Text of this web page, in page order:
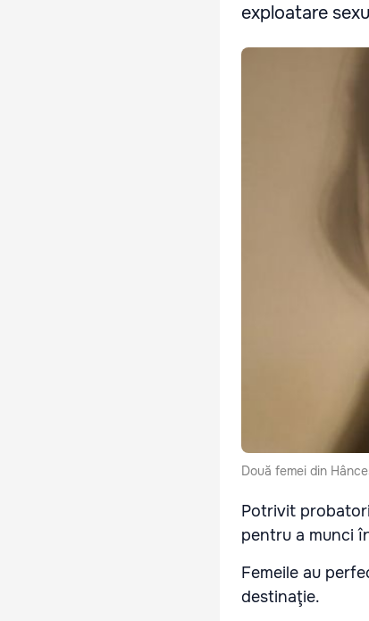
exploatare
Două femei din
Potrivit
pentru a munci
Femeile au
destinaţie.